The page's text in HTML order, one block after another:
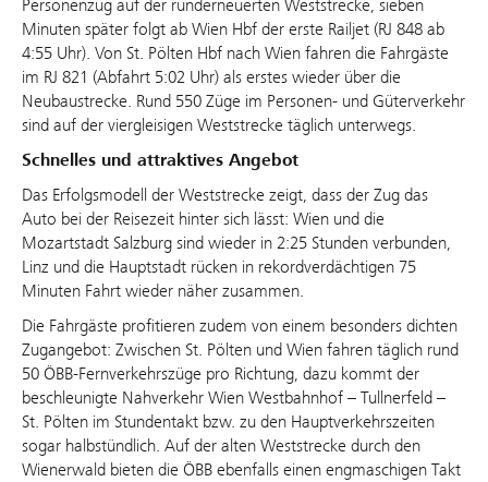
Personenzug auf der runderneuerten Weststrecke, sieben
Minuten später folgt ab Wien Hbf der erste Railjet (RJ 848 ab
4:55 Uhr). Von St. Pölten Hbf nach Wien fahren die Fahrgäste
im RJ 821 (Abfahrt 5:02 Uhr) als erstes wieder über die
Neubaustrecke. Rund 550 Züge im Personen- und Güterverkehr
sind auf der viergleisigen Weststrecke täglich unterwegs.
Schnelles und attraktives Angebot
Das Erfolgsmodell der Weststrecke zeigt, dass der Zug das
Auto bei der Reisezeit hinter sich lässt: Wien und die
Mozartstadt Salzburg sind wieder in 2:25 Stunden verbunden,
Linz und die Hauptstadt rücken in rekordverdächtigen 75
Minuten Fahrt wieder näher zusammen.
Die Fahrgäste profitieren zudem von einem besonders dichten
Zugangebot: Zwischen St. Pölten und Wien fahren täglich rund
50 ÖBB-Fernverkehrszüge pro Richtung, dazu kommt der
beschleunigte Nahverkehr Wien Westbahnhof – Tullnerfeld –
St. Pölten im Stundentakt bzw. zu den Hauptverkehrszeiten
sogar halbstündlich. Auf der alten Weststrecke durch den
Wienerwald bieten die ÖBB ebenfalls einen engmaschigen Takt